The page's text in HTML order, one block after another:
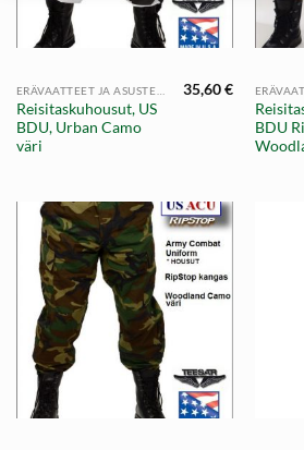
Reisitaskuhousut, US
BDU, Urban Camo
väri
35,60€
BDU